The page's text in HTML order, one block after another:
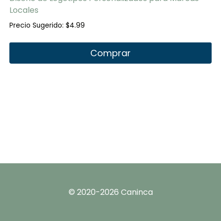
Locales
Precio Sugerido:$4.99
Comprar
© 2020-2026 Caninca